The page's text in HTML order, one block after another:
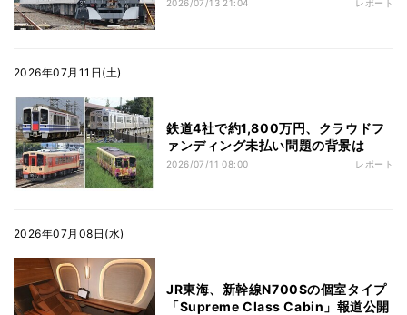
2026/07/13 21:04 レポート
2026年07月11日(土)
鉄道4社で約1,800万円、クラウドフ
ァンディング未払い問題の背景は
2026/07/11 08:00 レポート
2026年07月08日(水)
JR東海、新幹線N700Sの個室タイプ
「Supreme Class Cabin」報道公開